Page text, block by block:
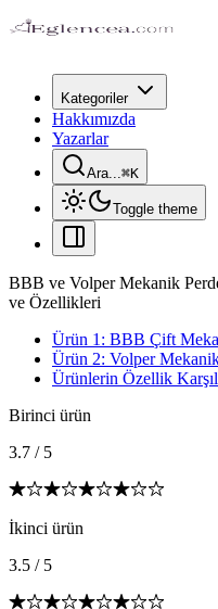
Kategoriler
Hakkımızda
Yazarlar
Ara...⌘K
Toggle theme
BBB ve Volper Mekanik
ve Özellikleri
Ürün 1: BBB Çift
Ürün 2: Volper
Ürünlerin Özellik
Birinci ürün
3.7 / 5
İkinci ürün
3.5 / 5